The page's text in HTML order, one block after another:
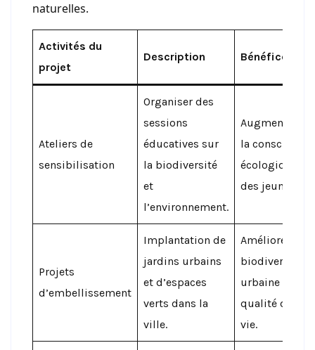
naturelles.
Activités du
projet
Description Bénéfices
Ateliers de
sensibilisation
Organiser des
sessions
éducatives sur
la biodiversité
et
l’environnement.
Augmenter
la conscience
écologique
des jeunes.
Projets
d’embellissement
Implantation de
jardins urbains
et d’espaces
verts dans la
ville.
Améliorer la
biodiversité
urbaine et la
qualité de
vie.